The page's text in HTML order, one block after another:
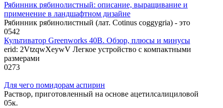
Рябинник рябинолистный: описание, выращивание и
применение в ландшафтном дизайне
Рябинник рябинолистный (лат. Cotinus coggygria) - это
0542
Культиватор Greenworks 40В. Обзор, плюсы и минусы
erid: 2VtzqwXeywV Легкое устройство с компактными
размерами
0273
Для чего помидорам аспирин
Раствор, приготовленный на основе ацетилсалициловой
05к.